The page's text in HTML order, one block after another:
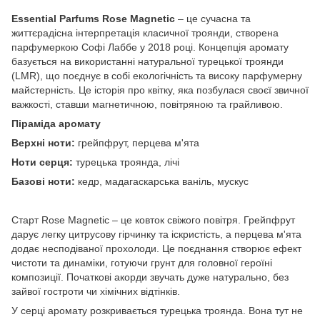
Essential Parfums Rose Magnetic – це сучасна та
життєрадісна інтерпретація класичної троянди, створена
парфумеркою Софі Лаббе у 2018 році. Концепція аромату
базується на використанні натуральної турецької троянди
(LMR), що поєднує в собі екологічність та високу парфумерну
майстерність. Це історія про квітку, яка позбулася своєї звичної
важкості, ставши магнетичною, повітряною та грайливою.
Піраміда аромату
Верхні ноти: грейпфрут, перцева м'ята
Ноти серця: турецька троянда, лічі
Базові ноти: кедр, мадагаскарська ваніль, мускус
Старт Rose Magnetic – це ковток свіжого повітря. Грейпфрут
дарує легку цитрусову гірчинку та іскристість, а перцева м'ята
додає несподіваної прохолоди. Це поєднання створює ефект
чистоти та динаміки, готуючи грунт для головної героїні
композиції. Початкові акорди звучать дуже натурально, без
зайвої гостроти чи хімічних відтінків.
У серці аромату розкривається турецька троянда. Вона тут не